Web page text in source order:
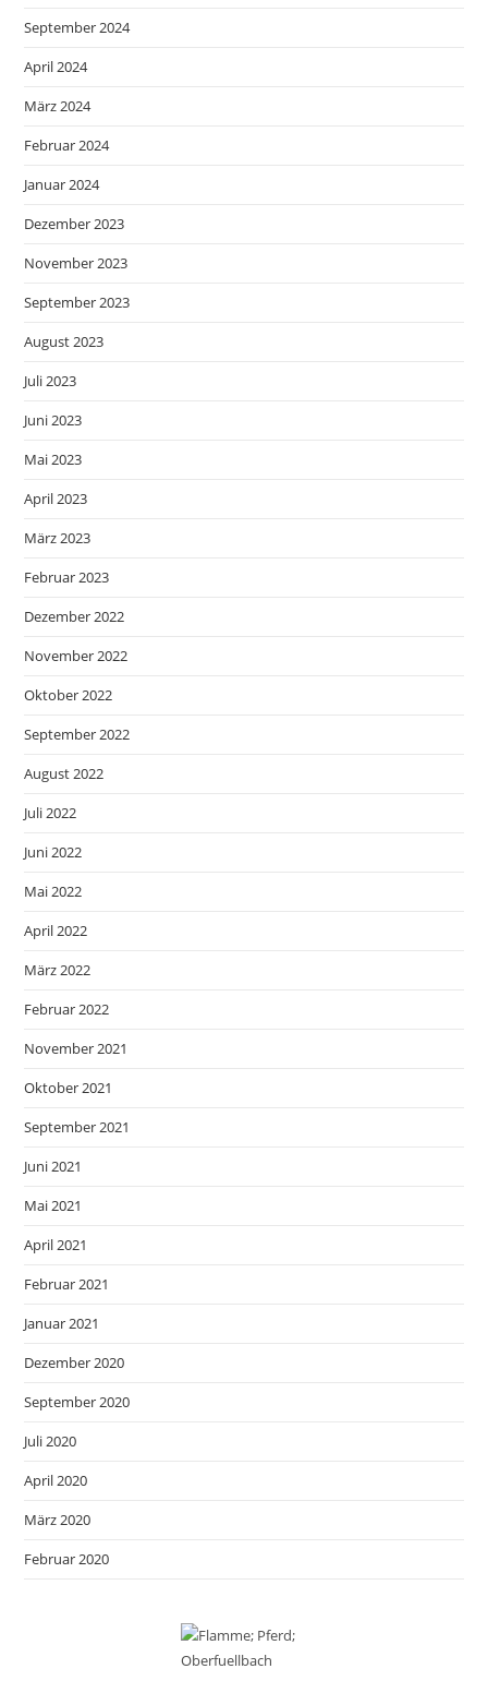
September 2024
April 2024
März 2024
Februar 2024
Januar 2024
Dezember 2023
November 2023
September 2023
August 2023
Juli 2023
Juni 2023
Mai 2023
April 2023
März 2023
Februar 2023
Dezember 2022
November 2022
Oktober 2022
September 2022
August 2022
Juli 2022
Juni 2022
Mai 2022
April 2022
März 2022
Februar 2022
November 2021
Oktober 2021
September 2021
Juni 2021
Mai 2021
April 2021
Februar 2021
Januar 2021
Dezember 2020
September 2020
Juli 2020
April 2020
März 2020
Februar 2020